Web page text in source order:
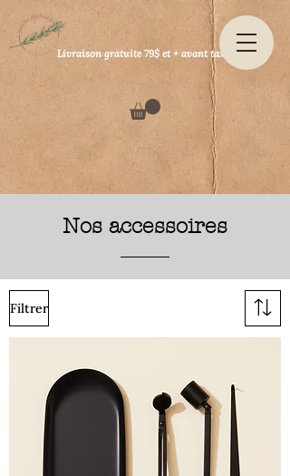
Livraison gratuite 79$ et + avant taxes
Nos accessoires
Filtrer